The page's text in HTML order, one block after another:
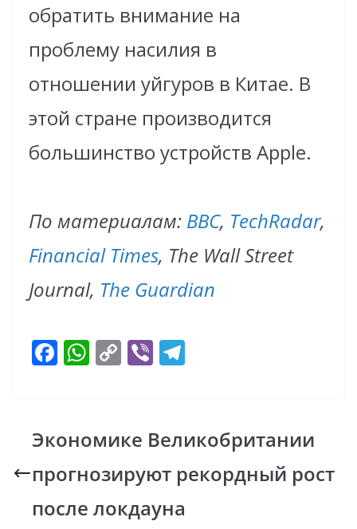
обратить внимание на
проблему насилия в
отношении уйгуров в Китае. В
этой стране производится
большинство устройств Apple.
По материалам: BBC, TechRadar,
Financial Times, The Wall Street
Journal, The Guardian
F
b
o
o
k
W
s
A
p
p
C
y
Li
n
k
Vi
gr
a
m
Экономике Великобритании
прогнозируют рекордный рост
после локдауна